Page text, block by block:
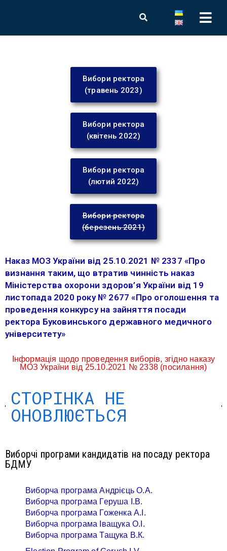
Вибори ректора
(травень 2023)
Вибори ректора
(квітень 2022)
Вибори ректора
(лютий 2022)
Вибори ректора
(березень 2021)
Наказ МОЗ України від 25.10.2021 № 2337 «Про
визнання таким, що втратив чинність наказ
Міністерства охорони здоров’я України від 19
листопада 2020 року № 2677 «Про оголошення та
проведення конкурсу на зайняття посади
ректора Буковинського державного медичного
університету»
Інформація щодо проведення виборів, згідно наказу
МОЗ України від 25.10.2021 № 2338 (посилання)
СТОРІНКА НЕ
ОНОВЛЮЄТЬСЯ
Виборчі програми кандидатів на посаду ректора
БДМУ
Виборча програма Андрієць О.А.
Виборча програма Геруша І.В.
Виборча програма Гоженка А.І.
Виборча програма Іващука О.І.
Виборча програма Тащука В.К.